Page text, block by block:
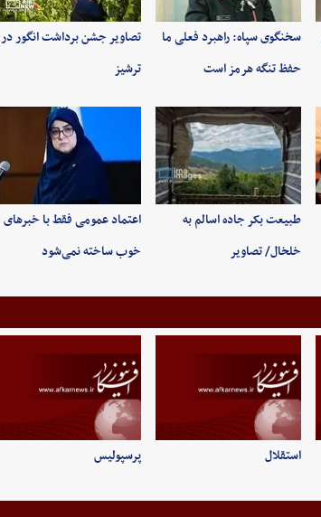
سخنگوی سپاه: راهبرد فعلی ما
حفظ تنگه هرمز است
تصاویر جشن برداشت انگور در
ترشیز
طبیعت بکر جاده اسالم به
خلخال/ تصاویر
اعتماد عمومی فقط با خبرهای
خوب ساخته نمی‌شود
استقلال پرسپولیس